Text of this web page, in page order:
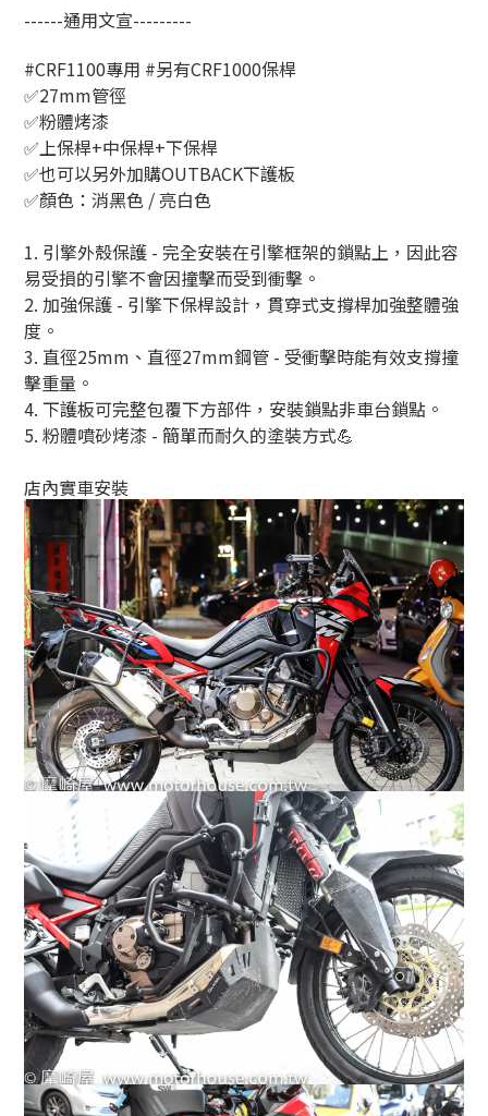
------通用文宣---------
#CRF1100專用 #另有CRF1000保桿
✅27mm管徑
✅粉體烤漆
✅上保桿+中保桿+下保桿
✅也可以另外加購OUTBACK下護板
✅顏色：消黑色 / 亮白色
1. 引擎外殼保護 - 完全安裝在引擎框架的鎖點上，因此容
易受損的引擎不會因撞擊而受到衝擊。
2. 加強保護 - 引擎下保桿設計，貫穿式支撐桿加強整體強
度。
3. 直徑25mm 、直徑27mm鋼管 - 受衝擊時能有效支撐撞
擊重量。
4. 下護板可完整包覆下方部件，安裝鎖點非車台鎖點。
5. 粉體噴砂烤漆 - 簡單而耐久的塗裝方式💪
店內實車安裝